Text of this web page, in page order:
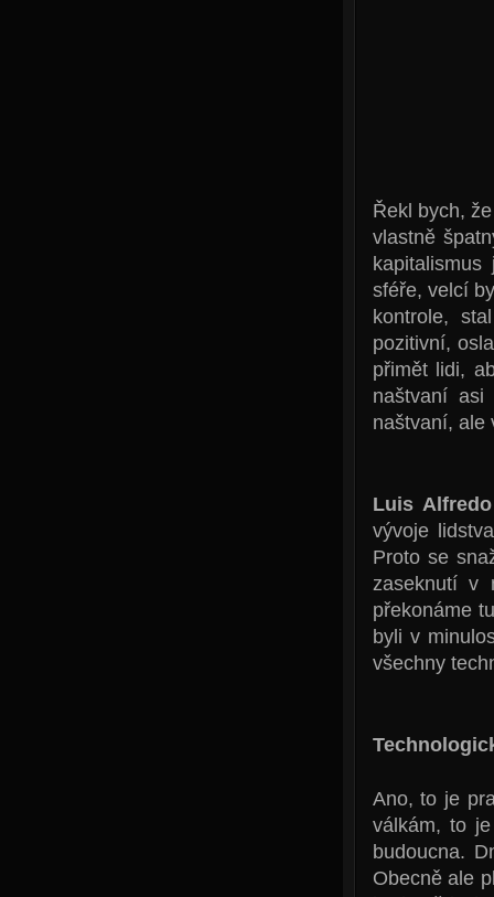
Řekl bych,
vlastně
sféře, velcí
kontrole,
pozitivní,
přimět lidi,
naštvaní
naštvaní, ale
Luis
vývoje
Proto se
zaseknutí v
překonáme
byli v
všechny
Ano, to je
válkám, to
budoucna.
Obecně ale